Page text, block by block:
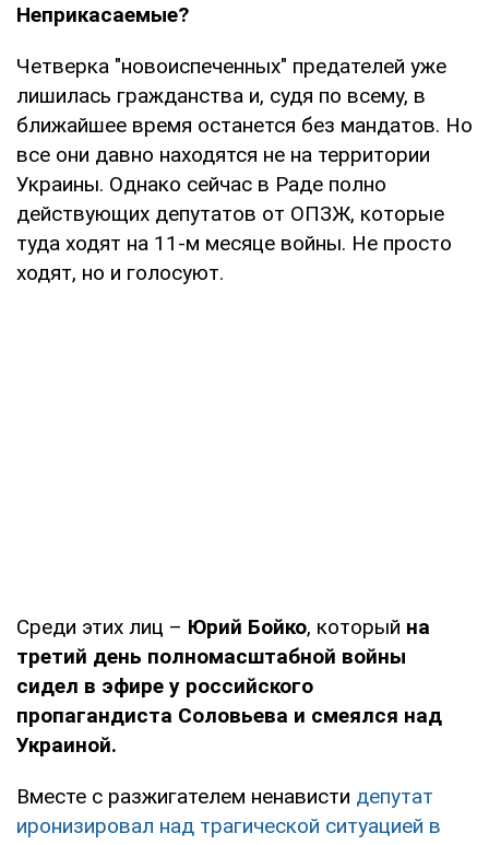
Неприкасаемые?
Четверка "новоиспеченных" предателей уже
лишилась гражданства и, судя по всему, в
ближайшее время останется без мандатов. Но
все они давно находятся не на территории
Украины. Однако сейчас в Раде полно
действующих депутатов от ОПЗЖ, которые
туда ходят на 11-м месяце войны. Не просто
ходят, но и голосуют.
Среди этих лиц – Юрий Бойко, который на
третий день полномасштабной войны
сидел в эфире у российского
пропагандиста Соловьева и смеялся над
Украиной.
Вместе с разжигателем ненависти депутат
иронизировал над трагической ситуацией в